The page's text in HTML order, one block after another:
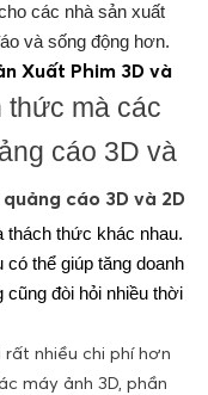
các nhà sản xuất
và sống động hơn.
Xuất Phim 3D và
thức mà các
cáo 3D và
cáo 3D và 2D
thách thức khác nhau.
có thể giúp tăng doanh
đòi hỏi nhiều thời
nhiều chi phí hơn
máy ảnh 3D, phần